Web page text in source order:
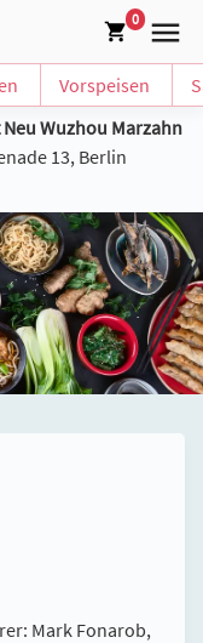
0
Vorspeisen
Wuzhou Marzahn
13, Berlin
Mark Fonarob,